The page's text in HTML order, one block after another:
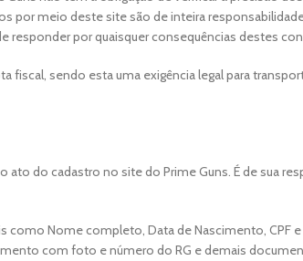
por meio deste site são de inteira
responder por quaisquer consequências destes
fiscal, sendo esta uma exigência legal para
do cadastro no site do Prime Guns. É de sua
Nome completo, Data de Nascimento, CPF
com foto e número do RG e demais